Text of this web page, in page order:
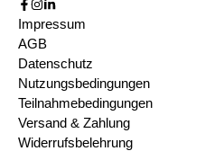
Impressum
AGB
Datenschutz
Nutzungsbedingungen
Teilnahmebedingungen
Versand & Zahlung
Widerrufsbelehrung